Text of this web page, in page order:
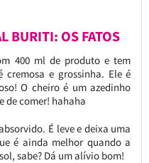
BURITI: OS FATOS
400 ml de produto e tem
e grossinha. Ele é
O cheiro é um azedinho
de comer! hahaha
É leve e deixa uma
é ainda melhor quando a
sabe? Dá um alívio bom!